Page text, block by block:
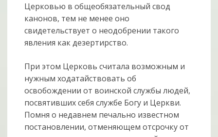
Церковью в общеобязательный свод
канонов, тем не менее оно
свидетельствует о неодобрении такого
явления как дезертирство.
При этом Церковь считала возможным и
нужным ходатайствовать об
освобождении от воинской службы людей,
посвятивших себя службе Богу и Церкви.
Помня о недавнем печально известном
постановлении, отменяющем отсрочку от